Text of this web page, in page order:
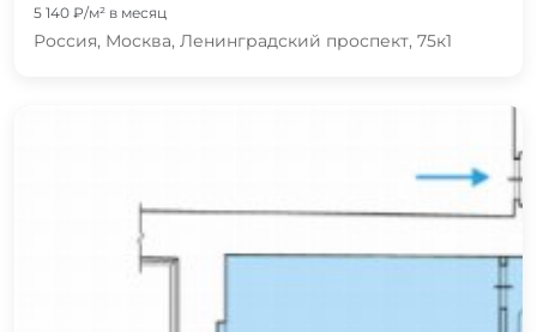
5 140 ₽/м² в месяц
Россия, Москва, Ленинградский проспект, 75к1